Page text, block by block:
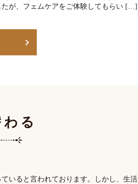
が、フェムケアをご体験してもらい […]
る
いると言われております。しかし、生活